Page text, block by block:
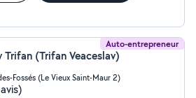
Auto-entrepreneur
Trifan (Trifan Veaceslav)
Fossés (Le Vieux Saint-Maur 2)